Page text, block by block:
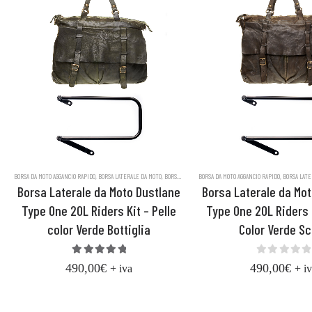
BORSA DA MOTO AGGANCIO RAPIDO BORSA LATERALE DA MOTO BORSE DA MOTO ,BORSE IN VERA PELLE CONCIATA AL
Borsa Laterale da Moto Dustlane
Type One 20L Riders Kit – Pelle
color Verde Bottiglia
5.00out of 5
490,00€ + iva
BORSA DA MOTO AGGANCIO RAPIDO, BORSA
Borsa Laterale da
Type One 20L
Color Verde
0out of
490,00€ +